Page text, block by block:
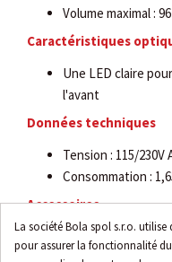
La société Bola spol s.r.o.
pour assurer la fonctionnalité
Volume maximal :
Caractéristiques
Une LED claire
l'avant
Données techniques
Tension : 115/230V
Consommation :
Accessoires
Support mural
Adaptateur SE12,